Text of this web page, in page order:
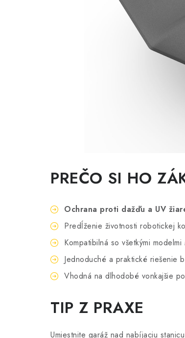
2 236 € bez DPH
2 705 €
Robotická kosačka
Autorizovaný predajca Mammotion
PREČO SI HO
Ochrana proti dažďu a UV
Predĺženie životnosti robotickej
Kompatibilná so všetkými modelmi
Jednoduché a praktické riešenie
Vhodná na dlhodobé vonkajšie
TIP Z PRAXE
Umiestnite garáž nad nabíjaciu